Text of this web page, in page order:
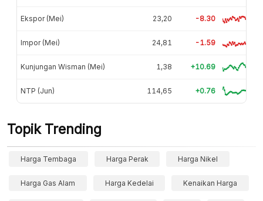
Ekspor (Mei) 23,20 -8.30
Impor (Mei) 24,81 -1.59
Kunjungan Wisman (Mei) 1,38 +10.69
NTP (Jun) 114,65 +0.76
Topik Trending
Harga Tembaga Harga Perak Harga Nikel
Harga Gas Alam Harga Kedelai Kenaikan Harga